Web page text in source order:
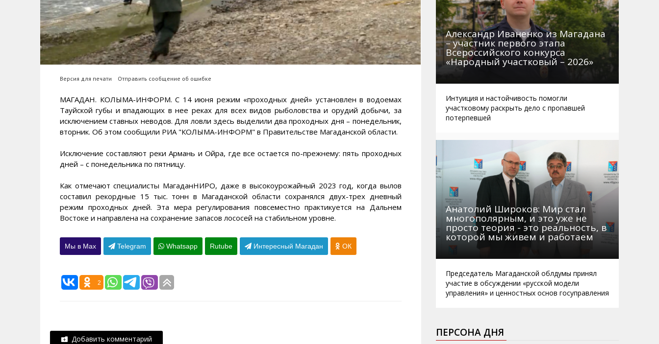
Версия для печати Отправить сообщение об ошибке
МАГАДАН. КОЛЫМА-ИНФОРМ. С 14 июня режим «проходных дней» установлен в водоемах
Тауйской губы и впадающих в нее реках для всех видов рыболовства и орудий добычи, за
исключением ставных неводов. Для ловли здесь выделили два проходных дня – понедельник,
вторник. Об этом сообщили РИА "КОЛЫМА-ИНФОРМ" в Правительстве Магаданской области.
Исключение составляют реки Армань и Ойра, где все остается по-прежнему: пять проходных
дней – с понедельника по пятницу.
Как отмечают специалисты МагаданНИРО, даже в высокоурожайный 2023 год, когда вылов
составил рекордные 15 тыс. тонн в Магаданской области сохранялся двух-трех дневный
режим проходных дней. Эта мера регулирования повсеместно практикуется на Дальнем
Востоке и направлена на сохранение запасов лососей на стабильном уровне.
Мы в Max Telegram Whatsapp Rutube Интересный Магадан ОК
2
Добавить комментарий
Александр Иваненко из Магадана
– участник первого этапа
Всероссийского конкурса
«Народный участковый – 2026»
Интуиция и настойчивость помогли
участковому раскрыть дело с пропавшей
потерпевшей
Анатолий Широков: Мир стал
многополярным, и это уже не
просто теория - это реальность, в
которой мы живем и работаем
Председатель Магаданской облдумы принял
участие в обсуждении «русской модели
управления» и ценностных основ госуправления
ПЕРСОНА ДНЯ